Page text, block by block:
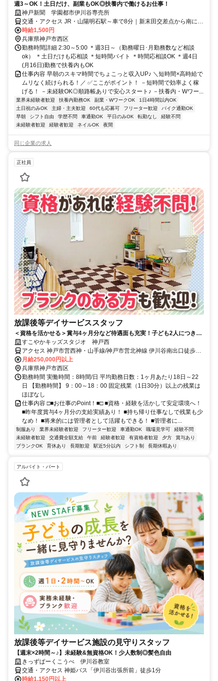
週3～OK！土日だけ、副業もOK◎扶養内で働けるお仕事！
神戸新聞 学園都市伊川谷専売所
交通・アクセス JR・山陽明石駅～車で8分｜新末田交差点から南に徒
歩3分
時給1,500円
兵庫県神戸市西区
勤務時間詳細 2:30～5:00 ＊週3日～（勤務曜日･月勤務数など相談
ok） ＊土日だけも応相談 ＊短時間バイト ＊時間応相談OK ＊週4日
(月16日)勤務で扶養内もOK
仕事内容 早朝のスキマ時間でちょこっと収入UP♪ ＼短時間×高時給で
ムリなく続けられる！／ ✅ここがポイント！ －短時間で効率よく稼
げる！ －未経験OK◎順路帳ありで安心スタート♪ －扶養内・Wワー...
業界未経験者歓迎 扶養内勤務OK 副業・WワークOK
1日4時間以内OK
土日祝のみOK
主婦・主夫歓迎 60代も応募可 フリーター歓迎
バイク通勤OK
早朝
シフト自由 学歴不問 車通勤OK 平日のみOK 転勤なし
経験不問
未経験者歓迎
経験者歓迎 ネイルOK 夜間
同じ企業の求人
正社員
放課後等デイサービススタッフ
＜資格を活かせる＞賞与4ヶ月分など待遇面も充実！子ども2人につきス
タッフ1人のゆとりのある環境で安定勤務◎管理者候補としてキャリア
アップも目指せます！
すこやかキッズスタジオ 神戸西
アクセス 神戸市営西神・山手線/神戸市営北神線 伊川谷南出口徒歩約
26分、神戸市営西神・山手線/神戸市営北神線 学園都市西出口徒歩約
48分、神戸市営西神・山手線/神戸市営北神線 西神南徒歩約54分
月給250,000円以上
兵庫県神戸市西区
勤務時間 実働時間：8時間/日 平均勤務日数：1ヶ月あたり18日～22
日 【勤務時間】 9：00～18：00 固定残業（1日30分）以上の残業は
ほぼなし
仕事内容 □■お仕事のPoint！■□ ■資格・経験を活かして安定環境へ！
■昨年度賞与4ヶ月分の支給実績あり！ ■持ち帰り仕事なしで残業も少
なめ！ ■将来的には管理者として活躍もできる！ ■管理者に...
制服あり 業界未経験者歓迎 フリーター歓迎 車通勤OK 職場見学可
経験不問
未経験者歓迎
交通費全額支給 午前 経験者歓迎 有資格者歓迎 夕方
賞与あり
ブランクOK
育休あり 長期歓迎 駅近5分以内 シフト制 長期休暇あり
アルバイト・パート
放課後等デイサービス施設の見守りスタッフ
【週末×2時間～♪】未経験&無資格OK！少人数制◎髪色自由
きっずぱーくこうべ 伊川谷教室
交通・アクセス 神姫バス「伊川谷出張所前」徒歩1分
時給1,150円以上